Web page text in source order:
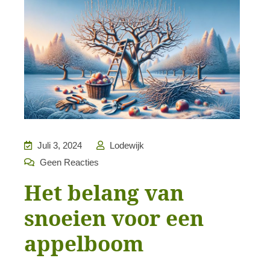
Juli 3, 2024
Lodewijk
Geen Reacties
Het belang van
snoeien voor een
appelboom